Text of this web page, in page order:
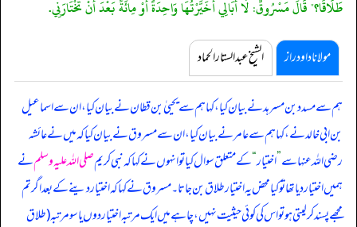
طَلَاقًا؟" قَالَ مَسْرُوقٌ: لَا أُبَالِي أَخَيَّرْتُهَا وَاحِدَةً أَوْ مِائَةً بَعْدَ أَنْ تَخْتَارَنِي.
مولانا داود راز الشیخ عبدالستار الحماد
ہم سے مسدد بن مسرہد نے بیان کیا، کہا ہم سے یحییٰ بن قطان نے بیان کیا، ان سے اسماعیل
بن ابی خالد نے، کہا ہم سے عامر نے بیان کیا، ان سے مسروق نے بیان کیا کہمیں نے عائشہ
رضی اللہ عنہا سے”اختیار“کے متعلق سوال کیا تو انہوں نے کہا کہ نبی کریمصلی اللہ علیہ وسلمنے
ہمیں اختیار دیا تھا تو کیا محض یہ اختیار طلاق بن جاتا۔ مسروق نے کہا کہ اختیار دینے کے بعد اگر تم
مجھے پسند کر لیتی ہو تو اس کی کوئی حیثیت نہیں، چاہے میں ایک مرتبہ اختیار دوں یا سو مرتبہ (طلاق